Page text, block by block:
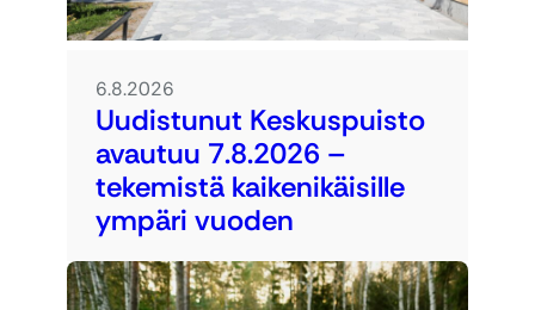
6.8.2026
Uudistunut Keskuspuisto
avautuu 7.8.2026 –
tekemistä kaikenikäisille
ympäri vuoden